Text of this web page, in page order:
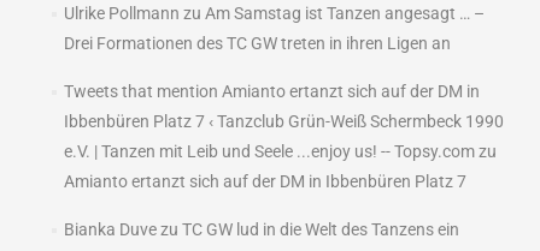
Ulrike Pollmann zu Am Samstag ist Tanzen angesagt … –
Drei Formationen des TC GW treten in ihren Ligen an
Tweets that mention Amianto ertanzt sich auf der DM in
Ibbenbüren Platz 7 ‹ Tanzclub Grün-Weiß Schermbeck 1990
e.V. | Tanzen mit Leib und Seele ...enjoy us! -- Topsy.comzu
Amianto ertanzt sich auf der DM in Ibbenbüren Platz 7
Bianka Duvezu TC GW lud in die Welt des Tanzens ein